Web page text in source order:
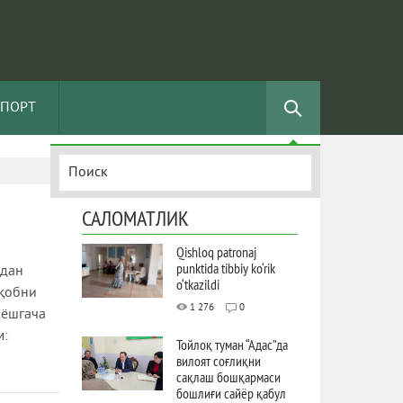
САЛОМАТЛИК
Qishloq patronaj
punktida tibbiy ko‘rik
o‘tkazildi
1 276 0
Тойлоқ туман “Адас”да
вилоят соғлиқни
сақлаш бошқармаси
бошлиғи сайёр қабул